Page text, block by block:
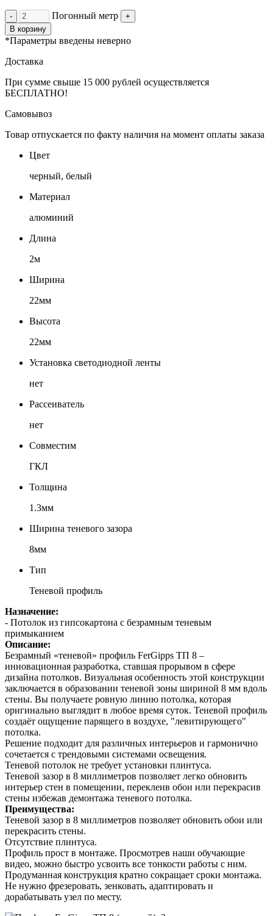
- Погонный метр
+
В корзину
*Параметры введены неверно
Доставка
При сумме свыше 15 000 рублей осуществляется
БЕСПЛАТНО!
Самовывоз
Товар отпускается по факту наличия на момент оплаты заказа
Цвет
черный, белый
Материал
алюминий
Длина
2м
Ширина
22мм
Высота
22мм
Установка светодиодной ленты
нет
Рассеиватель
нет
Совместим
ГКЛ
Толщина
1.3мм
Ширина теневого зазора
8мм
Тип
Теневой профиль
Назначение:
- Потолок из гипсокартона с безрамным теневым
примыканием
Описание:
Безрамный «теневой» профиль FerGipps ТП 8 –
инновационная разработка, ставшая прорывом в сфере
дизайна потолков. Визуальная особенность этой конструкции
заключается в образовании теневой зоны шириной 8 мм вдоль
стены. Вы получаете ровную линию потолка, которая
оригинально выглядит в любое время суток. Теневой профиль
создаёт ощущение парящего в воздухе, "левитирующего"
потолка.
Решение подходит для различных интерьеров и гармонично
сочетается c трендовыми системами освещения.
Теневой потолок не требует установки плинтуса.
Теневой зазор в 8 миллиметров позволяет легко обновить
интерьер стен в помещении, переклеив обои или перекрасив
стены избежав демонтажа теневого потолка.
Преимущества:
Теневой зазор в 8 миллиметров позволяет обновить обои или
перекрасить стены.
Отсутствие плинтуса.
Профиль прост в монтаже. Просмотрев наши обучающие
видео, можно быстро усвоить все тонкости работы с ним.
Продуманная конструкция кратно сокращает сроки монтажа.
Не нужно фрезеровать, зенковать, адаптировать и
дорабатывать узел по месту.